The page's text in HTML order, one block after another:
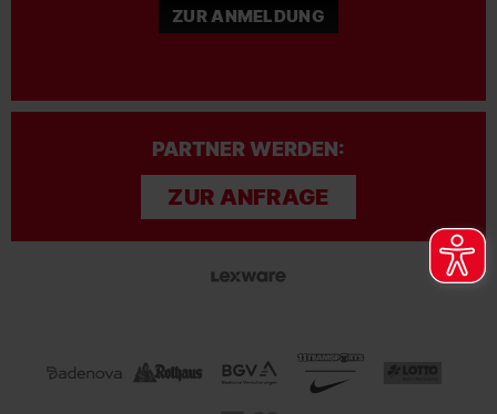
ZUR ANMELDUNG
PARTNER WERDEN:
ZUR ANFRAGE